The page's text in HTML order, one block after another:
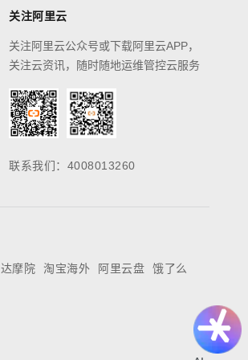
关注阿里云
关注阿里云公众号或下载阿里云APP，
关注云资讯，随时随地运维管控云服务
联系我们：4008013260
达摩院 淘宝海外 阿里云盘 饿了么